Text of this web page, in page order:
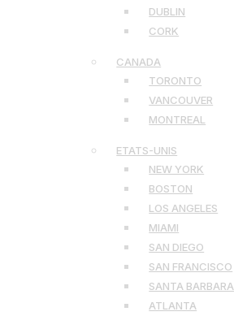
DUBLIN
CORK
CANADA
TORONTO
VANCOUVER
MONTREAL
ETATS-UNIS
NEW YORK
BOSTON
LOS ANGELES
MIAMI
SAN DIEGO
SAN FRANCISCO
SANTA BARBARA
ATLANTA